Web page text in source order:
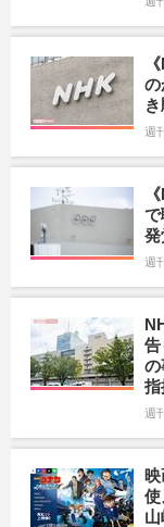
の
週
発
週
告
の
指
週
使